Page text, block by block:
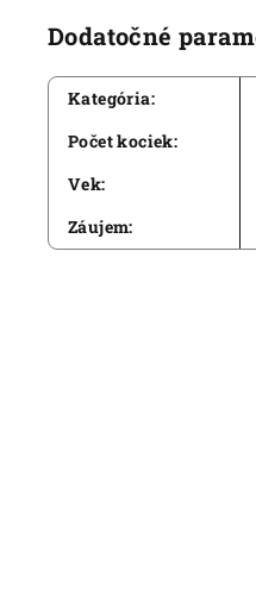
Dodatočné
Kategória:
Počet kociek:
Vek:
Záujem: